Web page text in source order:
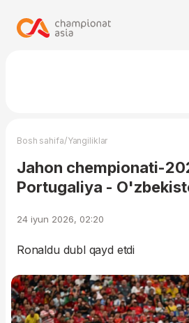
Bosh sahifa/Yangiliklar
Jahon chempionati-
Portugaliya -
24 iyun 2026, 02:20
Ronaldu dubl qayd etdi